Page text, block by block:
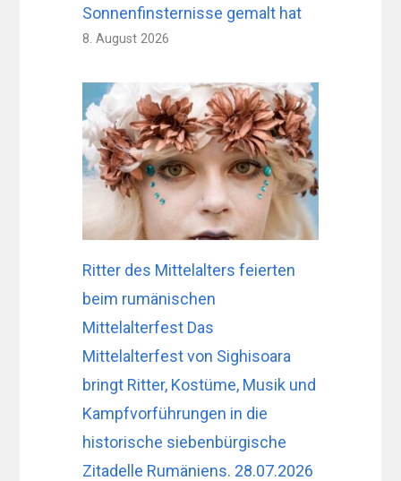
Sonnenfinsternisse gemalt hat
8. August 2026
Ritter des Mittelalters feierten
beim rumänischen
Mittelalterfest Das
Mittelalterfest von Sighisoara
bringt Ritter, Kostüme, Musik und
Kampfvorführungen in die
historische siebenbürgische
Zitadelle Rumäniens. 28.07.2026